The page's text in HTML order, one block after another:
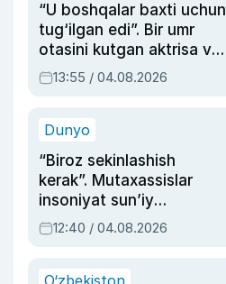
“U boshqalar baxti uchun
tug‘ilgan edi”. Bir umr
otasini kutgan aktrisa va
dublyaj ustasi Rimma
Ahmedovaning
13:55 / 04.08.2026
Dunyo
“Biroz sekinlashish
kerak”. Mutaxassislar
insoniyat sun’iy
intellektni boshqara
olmay qolishidan xavotir
12:40 / 04.08.2026
O‘zbekiston